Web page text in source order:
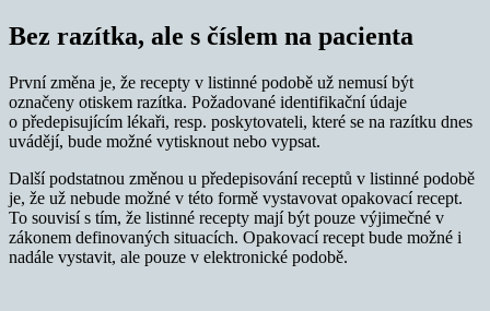
Bez razítka, ale s číslem na pacienta
První změna je, že recepty v listinné podobě už nemusí být
označeny otiskem razítka. Požadované identifikační údaje
o předepisujícím lékaři, resp. poskytovateli, které se na razítku dnes
uvádějí, bude možné vytisknout nebo vypsat.
Další podstatnou změnou u předepisování receptů v listinné podobě
je, že už nebude možné v této formě vystavovat opakovací recept.
To souvisí s tím, že listinné recepty mají být pouze výjimečné v
zákonem definovaných situacích. Opakovací recept bude možné i
nadále vystavit, ale pouze v elektronické podobě.